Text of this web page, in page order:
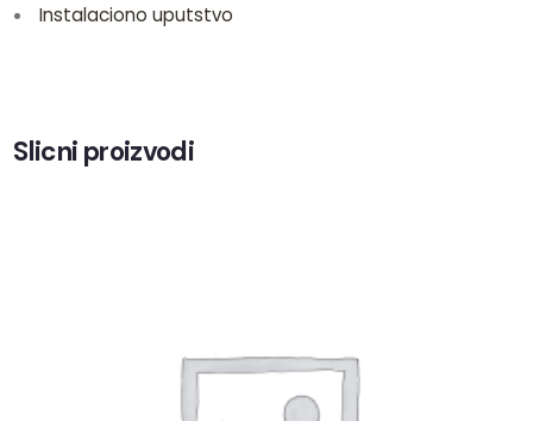
Instalaciono uputstvo
Slicni proizvodi